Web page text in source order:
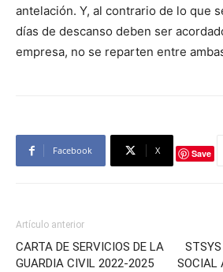
antelación. Y, al contrario de lo que
días de descanso deben ser
empresa, no se reparten entre
Facebook X Save
Artículo anterior
CARTA DE SERVICIOS DE LA
GUARDIA CIVIL 2022-2025
STSYS
SOCIAL